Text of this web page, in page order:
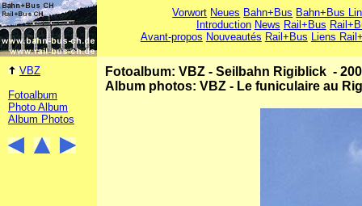
Vorwort Neues Bahn+Bus Bahn+Bus
Introduction News Rail+Bus
Avant-propos Nouveautés Rail+Bus Liens
VBZ
Fotoalbum
Photo Album
Album Photos
Fotoalbum: VBZ - Seilbahn Rigiblick -
Album photos: VBZ - Le funiculaire au